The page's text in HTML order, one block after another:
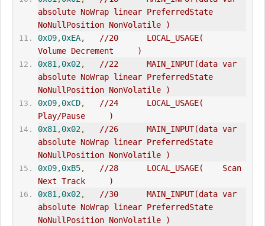
absolute NoWrap linear PreferredState
NoNullPosition NonVolatile )
0x09,0xEA,
//20      LOCAL_USAGE(
Volume Decrement     )
0x81 ,0x02,
//22      MAIN_INPUT(data var
absolute NoWrap linear PreferredState
NoNullPosition NonVolatile )
0x09,0xCD,
//24      LOCAL_USAGE(
Play/Pause     )
0x81 ,0x02,
//26      MAIN_INPUT(data var
absolute NoWrap linear PreferredState
NoNullPosition NonVolatile )
0x09,0xB5,
//28      LOCAL_USAGE(    Scan
Next Track     )
0x81 ,0x02,
//30      MAIN_INPUT(data var
absolute NoWrap linear PreferredState
NoNullPosition NonVolatile )